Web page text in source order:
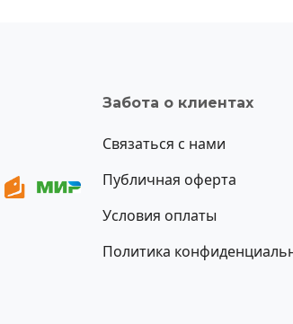
Забота о клиентах
Связаться с нами
Публичная оферта
Условия оплаты
Политика